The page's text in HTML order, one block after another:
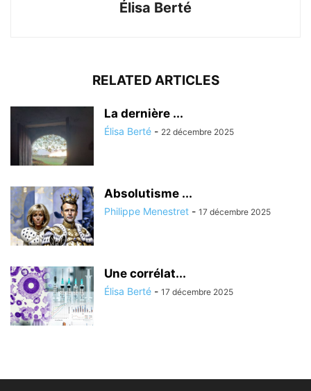
Élisa Berté
RELATED ARTICLES
La dernière ...
Élisa Berté - 22 décembre 2025
Absolutisme ...
Philippe Menestret - 17 décembre 2025
Une corrélat...
Élisa Berté - 17 décembre 2025